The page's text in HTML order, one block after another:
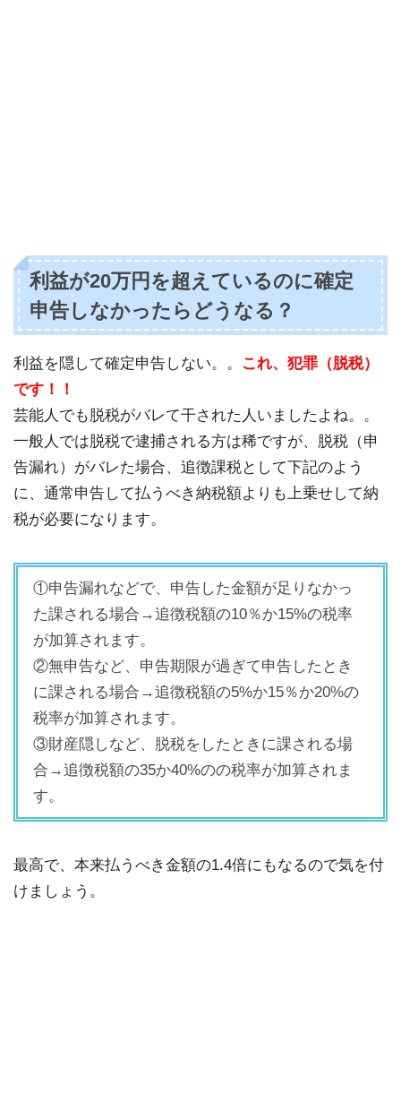
利益が20万円を超えているのに確定
申告しなかったらどうなる？
利益を隠して確定申告しない。。
これ、犯罪（脱税）
です！！
芸能人でも脱税がバレて干された人いましたよね。。
一般人では脱税で逮捕される方は稀ですが、脱税（申
告漏れ）がバレた場合、追徴課税として下記のよう
に、通常申告して払うべき納税額よりも上乗せして納
税が必要になります。
①申告漏れなどで、申告した金額が足りなかっ
た課される場合→追徴税額の10％か15%の税率
が加算されます。
②無申告など、申告期限が過ぎて申告したとき
に課される場合→追徴税額の5%か15％か20%の
税率が加算されます。
③財産隠しなど、脱税をしたときに課される場
合→追徴税額の35か40%のの税率が加算されま
す。
最高で、本来払うべき金額の1.4倍にもなるので気を付
けましょう。